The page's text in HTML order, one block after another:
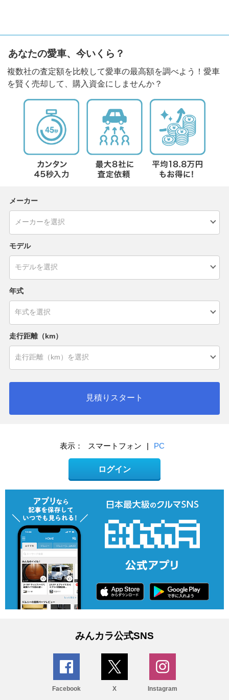
あなたの愛車、今いくら？
複数社の査定額を比較して愛車の最高額を調べよう！愛車
を賢く売却して、購入資金にしませんか？
メーカー
モデル
年式
走行距離（km）
見積りスタート
表示： スマートフォン | PC
ログイン
みんカラ公式SNS
Facebook X Instagram